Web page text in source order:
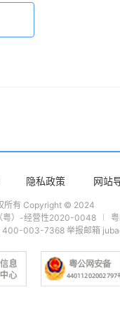
隐私政策 网站
所有 Copyright © 2024
粤）-经营性2020-0048
400-003-7368 举报邮箱